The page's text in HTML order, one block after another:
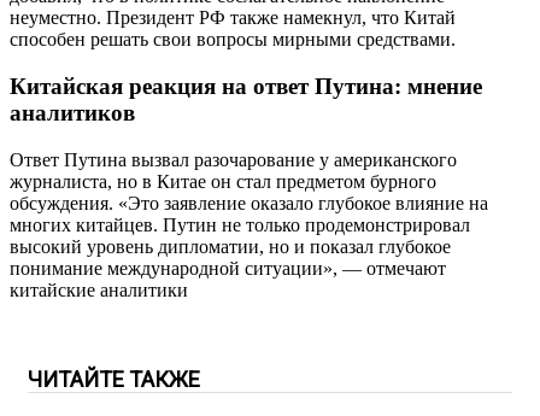
неуместно. Президент РФ также намекнул, что Китай
способен решать свои вопросы мирными средствами.
Китайская реакция на ответ Путина: мнение
аналитиков
Ответ Путина вызвал разочарование у американского
журналиста, но в Китае он стал предметом бурного
обсуждения. «Это заявление оказало глубокое влияние на
многих китайцев. Путин не только продемонстрировал
высокий уровень дипломатии, но и показал глубокое
понимание международной ситуации», — отмечают
китайские аналитики
ЧИТАЙТЕ ТАКЖЕ